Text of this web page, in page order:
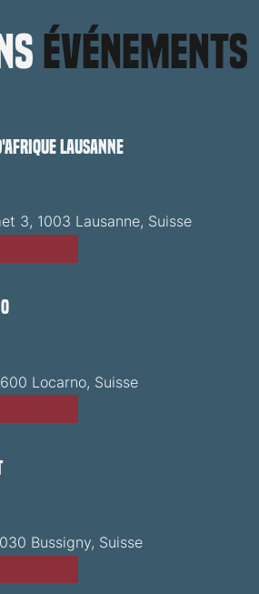
événements
Lausanne
3, 1003 Lausanne, Suisse
Locarno, Suisse
Bussigny, Suisse